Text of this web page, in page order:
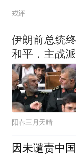
达，中乌风向
戎评
伊朗前总统
和平，主战
阳春三月天晴
因未谴责中